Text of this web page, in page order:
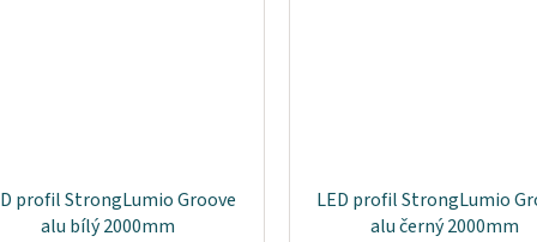
profil StrongLumio Groove
alu bílý 2000mm
LED profil StrongLumio
alu černý 2000mm